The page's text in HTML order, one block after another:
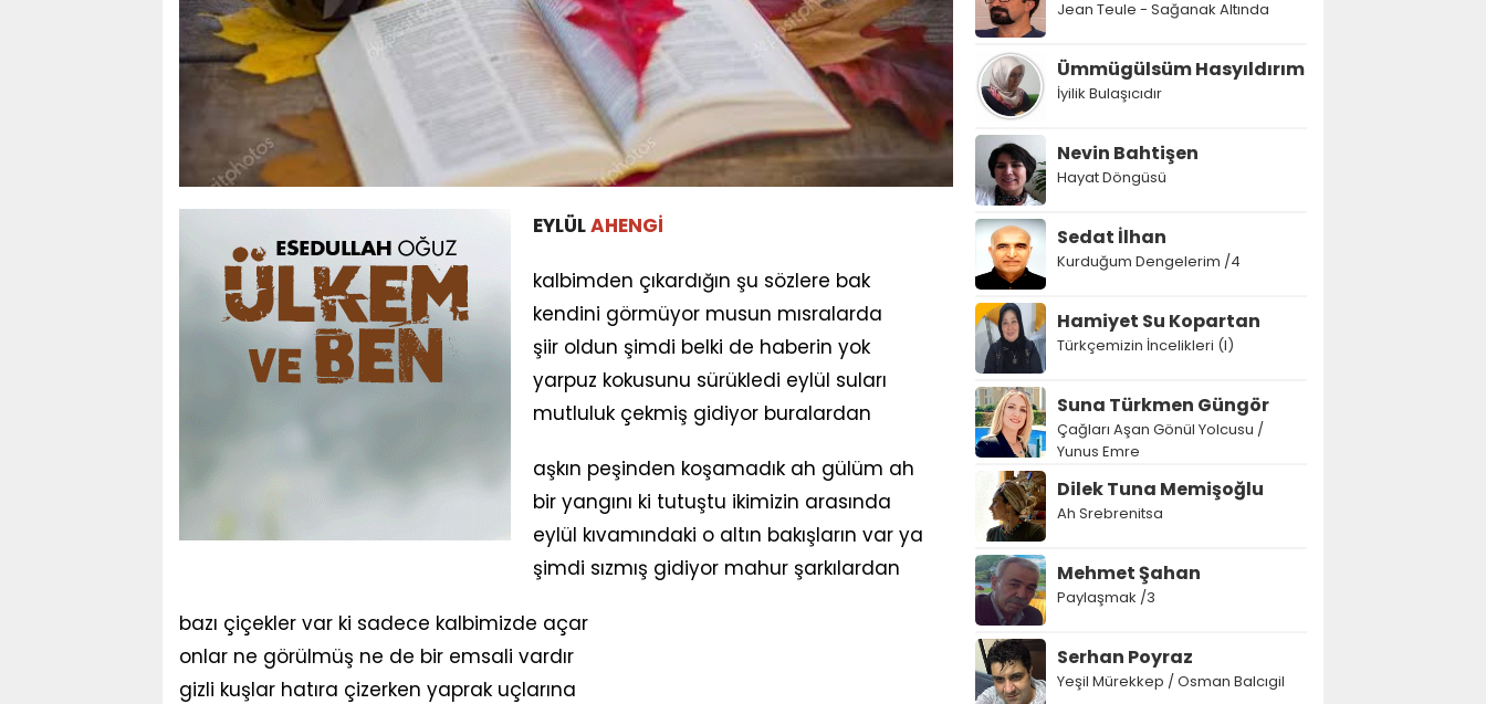
EYLÜLAHENGİ
kalbimden çıkardığın şu sözlere bak
kendini görmüyor musun mısralarda
şiir oldun şimdi belki de haberin yok
yarpuz kokusunu sürükledi eylül suları
mutluluk çekmiş gidiyor buralardan
aşkın peşinden koşamadık ah gülüm ah
bir yangını ki tutuştu ikimizin arasında
eylül kıvamındaki o altın bakışların var ya
şimdi sızmış gidiyor mahur şarkılardan
bazı çiçekler var ki sadece kalbimizde açar
onlar ne görülmüş ne de bir emsali vardır
gizli kuşlar hatıra çizerken yaprak uçlarına
Jean Teule - Sağanak Altında
Ümmügülsüm Hasyıldırım
İyilik Bulaşıcıdır
Nevin Bahtişen
Hayat Döngüsü
Sedat İlhan
Kurduğum Dengelerim /4
Hamiyet Su Kopartan
Türkçemizin İncelikleri (I)
Suna Türkmen Güngör
Çağları Aşan Gönül Yolcusu /
Yunus Emre
Dilek Tuna Memişoğlu
Ah Srebrenitsa
Mehmet Şahan
Paylaşmak /3
Serhan Poyraz
Yeşil Mürekkep / Osman Balcıgil